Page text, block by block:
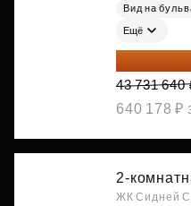
Вид на
Ещё
33 673
43 731 640
640 178 ₽
2-
ЖК Сидней